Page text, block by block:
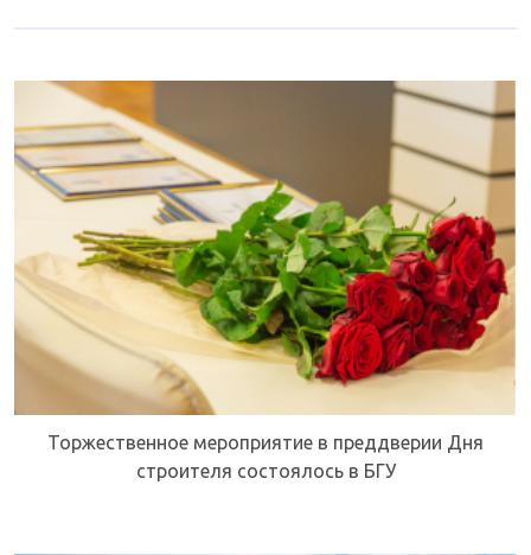
Торжественное мероприятие в преддверии Дня
строителя состоялось в БГУ